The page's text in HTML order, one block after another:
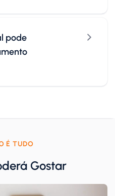
pode
É TUDO
Gostar